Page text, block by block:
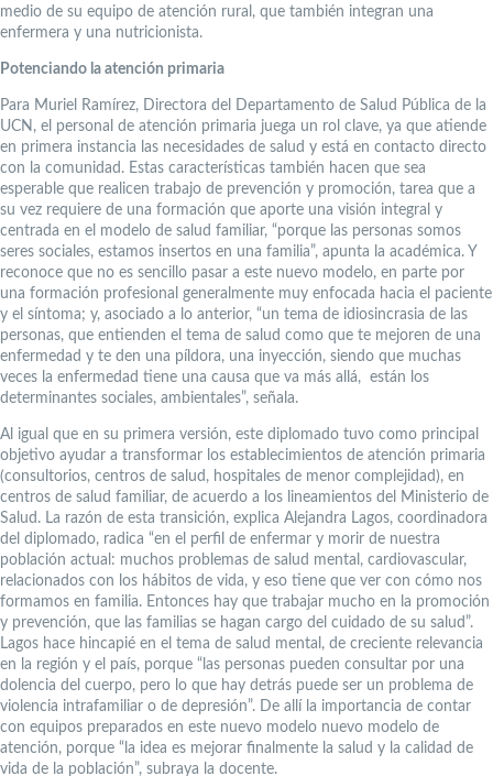
medio de su equipo de atención rural, que también integran una
enfermera y una nutricionista.
Potenciando la atención primaria
Para Muriel Ramírez, Directora del Departamento de Salud Pública de la
UCN, el personal de atención primaria juega un rol clave, ya que atiende
en primera instancia las necesidades de salud y está en contacto directo
con la comunidad. Estas características también hacen que sea
esperable que realicen trabajo de prevención y promoción, tarea que a
su vez requiere de una formación que aporte una visión integral y
centrada en el modelo de salud familiar, “porque las personas somos
seres sociales, estamos insertos en una familia”, apunta la académica. Y
reconoce que no es sencillo pasar a este nuevo modelo, en parte por
una formación profesional generalmente muy enfocada hacia el paciente
y el síntoma; y, asociado a lo anterior, “un tema de idiosincrasia de las
personas, que entienden el tema de salud como que te mejoren de una
enfermedad y te den una píldora, una inyección, siendo que muchas
veces la enfermedad tiene una causa que va más allá, están los
determinantes sociales, ambientales”, señala.
Al igual que en su primera versión, este diplomado tuvo como principal
objetivo ayudar a transformar los establecimientos de atención primaria
(consultorios, centros de salud, hospitales de menor complejidad), en
centros de salud familiar, de acuerdo a los lineamientos del Ministerio de
Salud. La razón de esta transición, explica Alejandra Lagos, coordinadora
del diplomado, radica “en el perfil de enfermar y morir de nuestra
población actual: muchos problemas de salud mental, cardiovascular,
relacionados con los hábitos de vida, y eso tiene que ver con cómo nos
formamos en familia. Entonces hay que trabajar mucho en la promoción
y prevención, que las familias se hagan cargo del cuidado de su salud”.
Lagos hace hincapié en el tema de salud mental, de creciente relevancia
en la región y el país, porque “las personas pueden consultar por una
dolencia del cuerpo, pero lo que hay detrás puede ser un problema de
violencia intrafamiliar o de depresión”. De allí la importancia de contar
con equipos preparados en este nuevo modelo nuevo modelo de
atención, porque “la idea es mejorar finalmente la salud y la calidad de
vida de la población”, subraya la docente.